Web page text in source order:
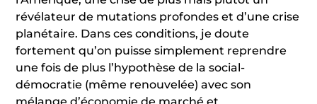
révélateur de mutations profondes et d’une crise
planétaire. Dans ces conditions, je doute
fortement qu’on puisse simplement reprendre
une fois de plus l’hypothèse de la social-
démocratie (même renouvelée) avec son
mélange d’économie de marché et